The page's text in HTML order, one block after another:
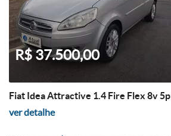
R$ 37.500,00
Fiat Idea Attractive 1.4 Fire Flex 8v 5p
ver detalhe